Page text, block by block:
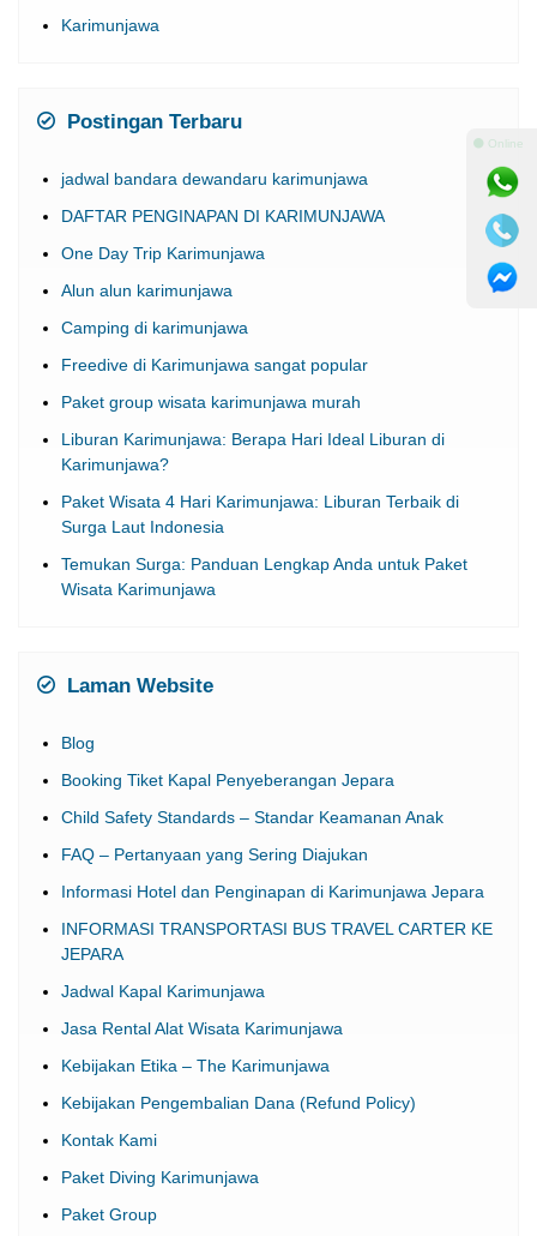
Karimunjawa
Postingan Terbaru
jadwal bandara dewandaru karimunjawa
DAFTAR PENGINAPAN DI KARIMUNJAWA
One Day Trip Karimunjawa
Alun alun karimunjawa
Camping di karimunjawa
Freedive di Karimunjawa sangat popular
Paket group wisata karimunjawa murah
Liburan Karimunjawa: Berapa Hari Ideal Liburan di
Karimunjawa?
Paket Wisata 4 Hari Karimunjawa: Liburan Terbaik di
Surga Laut Indonesia
Temukan Surga: Panduan Lengkap Anda untuk Paket
Wisata Karimunjawa
Laman Website
Blog
Booking Tiket Kapal Penyeberangan Jepara
Child Safety Standards – Standar Keamanan Anak
FAQ – Pertanyaan yang Sering Diajukan
Informasi Hotel dan Penginapan di Karimunjawa Jepara
INFORMASI TRANSPORTASI BUS TRAVEL CARTER KE
JEPARA
Jadwal Kapal Karimunjawa
Jasa Rental Alat Wisata Karimunjawa
Kebijakan Etika – The Karimunjawa
Kebijakan Pengembalian Dana (Refund Policy)
Kontak Kami
Paket Diving Karimunjawa
Paket Group
⚫ Online